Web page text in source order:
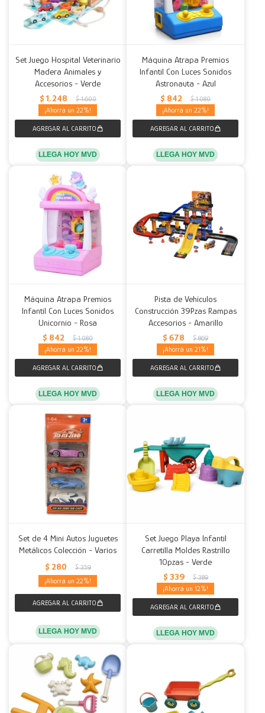
Set Juego Hospital Veterinario
Madera Animales y
Accesorios - Verde
$ 1.248 $ 1.600
22
LLEGA HOY MVD
Máquina Atrapa Premios
Infantil Con Luces Sonidos
Astronauta - Azul
$ 842 $ 1.080
22
LLEGA HOY MVD
Máquina Atrapa Premios
Infantil Con Luces Sonidos
Unicornio - Rosa
$ 842 $ 1.080
22
LLEGA HOY MVD
Pista de Vehículos
Construcción 39Pzas Rampas
Accesorios - Amarillo
$ 678 $ 869
21
LLEGA HOY MVD
Set de 4 Mini Autos Juguetes
Metálicos Colección - Varios
$ 280 $ 359
22
LLEGA HOY MVD
Set Juego Playa Infantil
Carretilla Moldes Rastrillo
10pzas - Verde
$ 339 $ 389
12
LLEGA HOY MVD